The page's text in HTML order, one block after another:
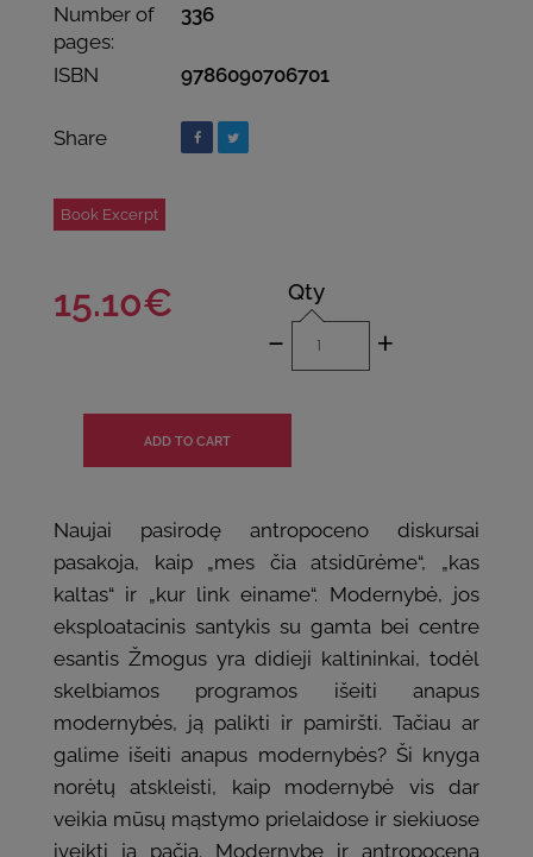
Number of
pages:
336
ISBN 9786090706701
Share
Book Excerpt
15.10€ Qty
- +
Naujai pasirodę antropoceno diskursai
pasakoja, kaip „mes čia atsidūrėme“, „kas
kaltas“ ir „kur link einame“. Modernybė, jos
eksploatacinis santykis su gamta bei centre
esantis Žmogus yra didieji kaltininkai, todėl
skelbiamos programos išeiti anapus
modernybės, ją palikti ir pamiršti. Tačiau ar
galime išeiti anapus modernybės? Ši knyga
norėtų atskleisti, kaip modernybė vis dar
veikia mūsų mąstymo prielaidose ir siekiuose
įveikti ją pačią. Modernybę ir antropoceną